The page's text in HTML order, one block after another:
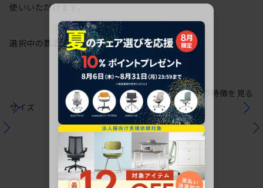
使いいただけます。
選択中の商品情報保証注意事項
サイズ
シリーズの特徴を見る